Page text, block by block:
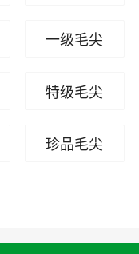
一级毛尖
特级毛尖
珍品毛尖